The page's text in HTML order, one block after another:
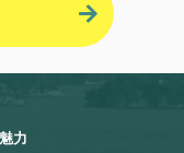
力